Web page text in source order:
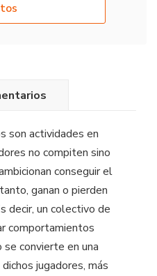
son actividades en
no compiten sino
conseguir el
ganan o pierden
decir, un colectivo de
comportamientos
convierte en una
jugadores, más